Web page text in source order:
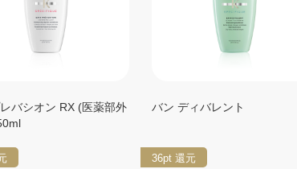
バシオン RX (医薬部外
バン ディバレント
36pt 還元